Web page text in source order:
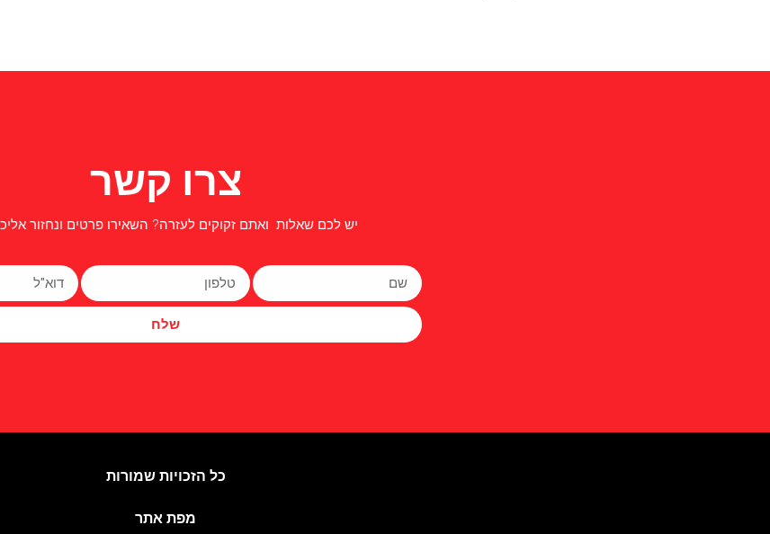
צרו קשר
יש לכם שאלות ואתם זקוקים לעזרה? השאירו פרטים ונחזור
שלח
כל הזכויות שמורות
מפת אתר